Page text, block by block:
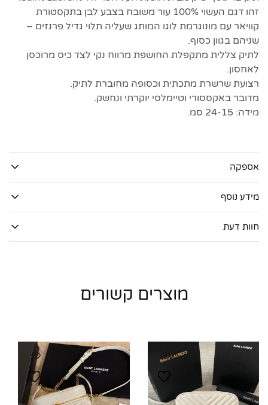
זהו דגם העשוי 100% עור משובח בצבע לבן בתקסטורת
קוויאר עם מונוגרמת לוגו המותג שעליה תלוי גדיל פרנזים –
שניהם בגוון כסוף.
לתיק צללית מתקפלת החושפת מרווח נקי לצד כיס מרוכסן
לאחסון.
רצועת שרשרת מתכתית וכסופה מחוברת לתיק.
מדובר באקססורי וטיימלסי יוקרתי ונחשק.
מידה: 24-15 סמ.
אספקה
מידע נוסף
חוות דעת
מוצרים קשורים